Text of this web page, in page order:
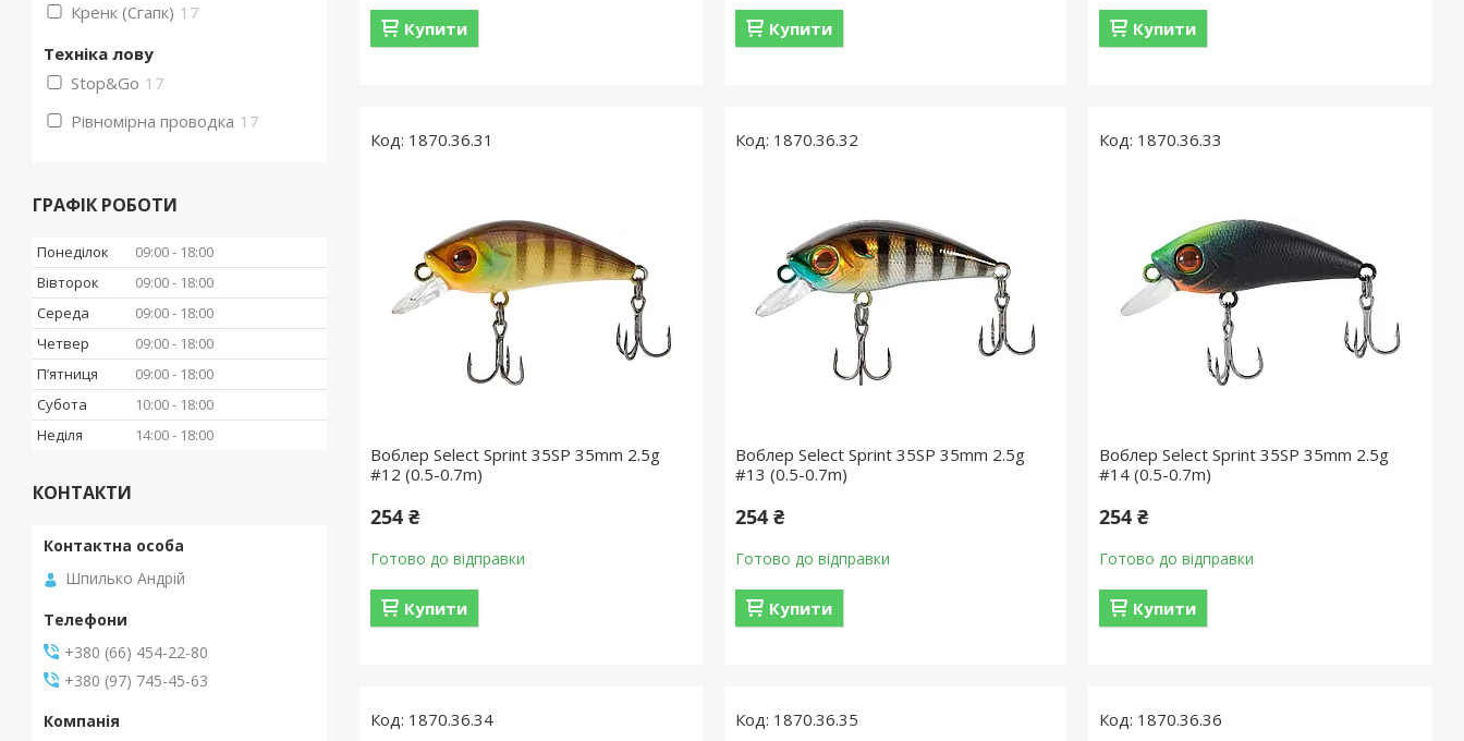
Купити Купити Купити
1870.36.31
Воблер Select Sprint 35SP 35mm 2.5g
#12 (0.5-0.7m)
254 ₴
Готово до відправки
Купити
1870.36.32
Воблер Select Sprint 35SP 35mm 2.5g
#13 (0.5-0.7m)
254 ₴
Готово до відправки
Купити
1870.36.33
Воблер Select Sprint 35SP 35mm 2.5g
#14 (0.5-0.7m)
254 ₴
Готово до відправки
Купити
1870.36.34 1870.36.35 1870.36.36
Кренк (Сгапк) 17
Техніка лову
Stop&Go 17
Рівномірна проводка 17
ГРАФІК РОБОТИ
Понеділок 09:00
18:00
Вівторок
09:00
18:00
Середа
09:00
18:00
Четвер
09:00
18:00
Пʼятниця
09:00
18:00
Субота
10:00
18:00
Неділя
14:00 18:00
КОНТАКТИ
Шпилько Андрій
+380 (66) 454-22-80
+380 (97) 745-45-63